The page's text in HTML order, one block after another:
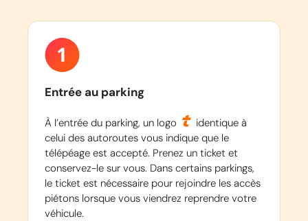
Entrée au parking
À l’entrée du parking, un logo
identique à
celui des autoroutes vous indique que le
télépéage est accepté. Prenez un ticket et
conservez-le sur vous. Dans certains parkings,
le ticket est nécessaire pour rejoindre les accès
piétons lorsque vous viendrez reprendre votre
véhicule.